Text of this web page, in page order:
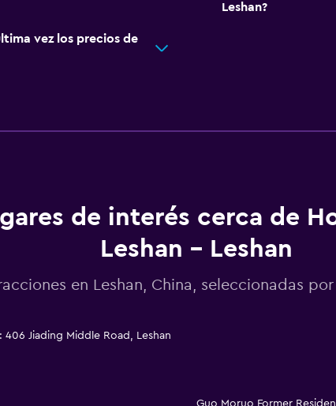
Leshan?
vez los precios de
de interés cerca de
Leshan - Leshan
en Leshan, China, seleccionadas
Jiading Middle Road, Leshan